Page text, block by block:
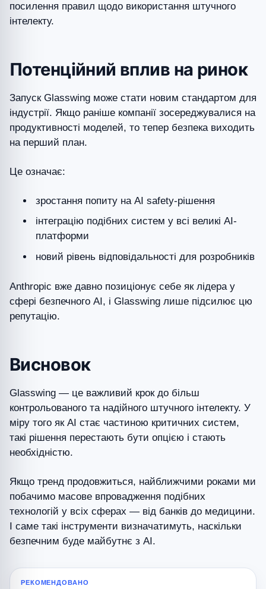
посилення правил щодо використання штучного
інтелекту.
Потенційний вплив на ринок
Запуск Glasswing може стати новим стандартом для
індустрії. Якщо раніше компанії зосереджувалися на
продуктивності моделей, то тепер безпека виходить
на перший план.
Це означає:
зростання попиту на AI safety-рішення
інтеграцію подібних систем у всі великі AI-
платформи
новий рівень відповідальності для розробників
Anthropic вже давно позиціонує себе як лідера у
сфері безпечного AI, і Glasswing лише підсилює цю
репутацію.
Висновок
Glasswing — це важливий крок до більш
контрольованого та надійного штучного інтелекту. У
міру того як AI стає частиною критичних систем,
такі рішення перестають бути опцією і стають
необхідністю.
Якщо тренд продовжиться, найближчими роками ми
побачимо масове впровадження подібних
технологій у всіх сферах — від банків до медицини.
І саме такі інструменти визначатимуть, наскільки
безпечним буде майбутнє з AI.
РЕКОМЕНДОВАНО